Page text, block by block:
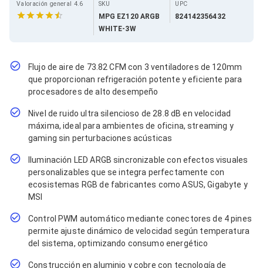
Cables Coaxiales
Accesorios para Cables
Tapas y Cajas
Herramientas para Cables
Pinzas Ponchadoras
Probadores de Cable
Cortadoras de Cable
Protectores para Cables
Cables para Impresoras
Bobinas
Cableado Estructurado
Sujetadores de Cables
Cinchos
Adaptadores
Adaptadores PC
Adaptadores PC USB
Adaptadores PC Serial
Adaptadores PC SATA
Adaptadores PC IDE
Adaptadores PC Teclado
Valoración general 4.6 SKU
MPG EZ120 ARGB
WHITE-3W
UPC
824142356432
Flujo de aire de 73.82 CFM con 3 ventiladores de 120mm
que proporcionan refrigeración potente y eficiente para
procesadores de alto desempeño
Nivel de ruido ultra silencioso de 28.8 dB en velocidad
máxima, ideal para ambientes de oficina, streaming y
gaming sin perturbaciones acústicas
Iluminación LED ARGB sincronizable con efectos visuales
personalizables que se integra perfectamente con
ecosistemas RGB de fabricantes como ASUS, Gigabyte y
MSI
Control PWM automático mediante conectores de 4 pines
permite ajuste dinámico de velocidad según temperatura
del sistema, optimizando consumo energético
Construcción en aluminio y cobre con tecnología de